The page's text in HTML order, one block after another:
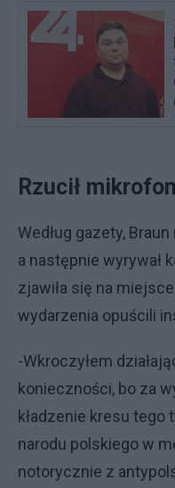
Rzucił
Według gazety,
a następnie wyrywał
zjawiła się na
wydarzenia opuścili
-Wkroczyłem
konieczności, bo za
kładzenie kresu
narodu polskiego w
notorycznie z